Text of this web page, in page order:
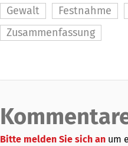
Gewalt
Festnahme
Zusammenfassung
Bitte melden Sie sich an um